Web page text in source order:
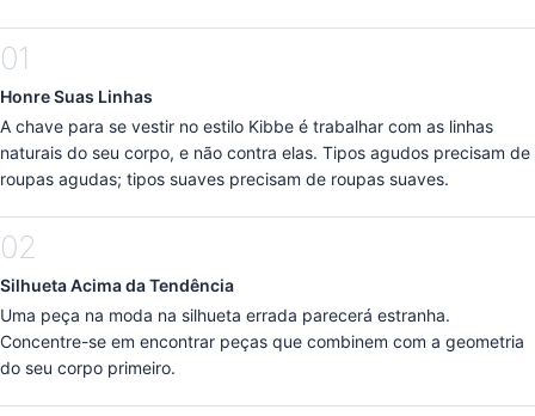
01
Honre Suas Linhas
A chave para se vestir no estilo Kibbe é trabalhar com as linhas
naturais do seu corpo, e não contra elas. Tipos agudos precisam de
roupas agudas; tipos suaves precisam de roupas suaves.
02
Silhueta Acima da Tendência
Uma peça na moda na silhueta errada parecerá estranha.
Concentre-se em encontrar peças que combinem com a geometria
do seu corpo primeiro.